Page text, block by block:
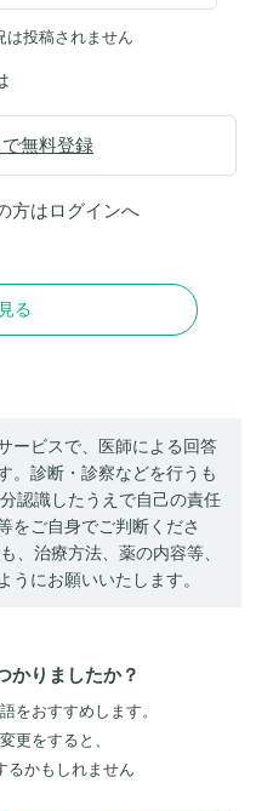
投稿されません
無料登録
方はログインへ
る
ービスで、医師による回答
。診断・診察などを行うも
認識したうえで自己の責任
をご自身でご判断くださ
、治療方法、薬の内容等、
うにお願いいたします。
かりましたか？
をおすすめします。
更をすると、
るかもしれません